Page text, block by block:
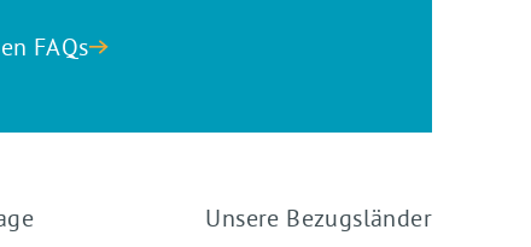
FAQs
Unsere Bezugsländer